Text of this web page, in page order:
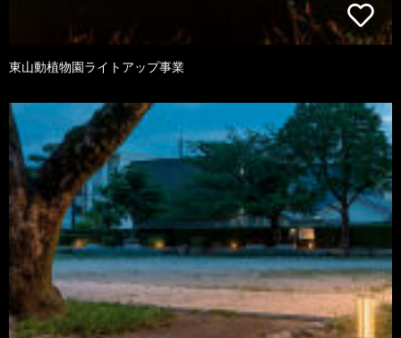
東山動植物園ライトアップ事業